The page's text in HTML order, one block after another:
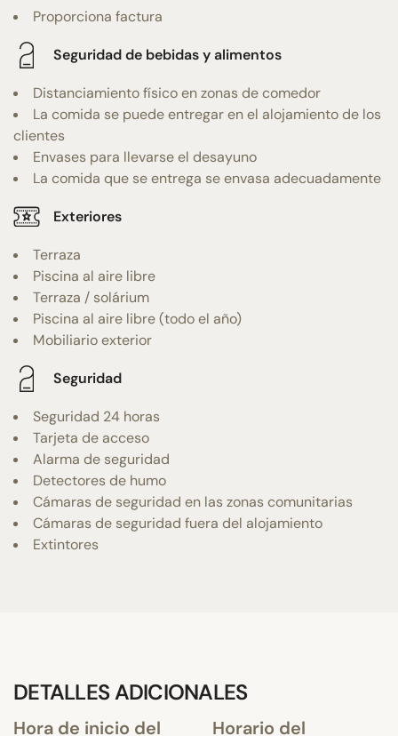
Proporciona factura
Seguridad de bebidas y alimentos
Distanciamiento físico en zonas de comedor
La comida se puede entregar en el alojamiento de los
clientes
Envases para llevarse el desayuno
La comida que se entrega se envasa adecuadamente
Exteriores
Terraza
Piscina al aire libre
Terraza / solárium
Piscina al aire libre (todo el año)
Mobiliario exterior
Seguridad
Seguridad 24 horas
Tarjeta de acceso
Alarma de seguridad
Detectores de humo
Cámaras de seguridad en las zonas comunitarias
Cámaras de seguridad fuera del alojamiento
Extintores
DETALLES ADICIONALES
Hora de inicio del Horario del